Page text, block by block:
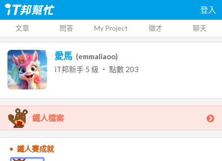
登入
文章 問答 My Project 徵才 聊天
愛馬 (emmaliaoo)
iT邦新手 5 級 ‧ 點數 203
鐵人檔案
鐵人賽成就